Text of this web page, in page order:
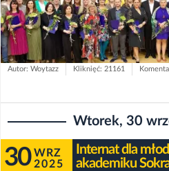
Autor: Woytazz Kliknięć: 21161
Wtorek, 30
30 WRZ
2025
Internat dla
akademiku